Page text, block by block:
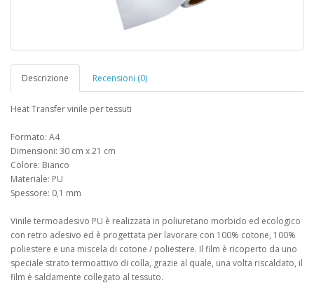
Descrizione Recensioni (0)
Heat Transfer vinile per tessuti
Formato: A4
Dimensioni: 30 cm x 21 cm
Colore: Bianco
Materiale: PU
Spessore: 0,1 mm
Vinile termoadesivo PU è realizzata in poliuretano morbido ed ecologico
con retro adesivo ed è progettata per lavorare con 100% cotone, 100%
poliestere e una miscela di cotone / poliestere. Il film è ricoperto da uno
speciale strato termoattivo di colla, grazie al quale, una volta riscaldato, il
film è saldamente collegato al tessuto.